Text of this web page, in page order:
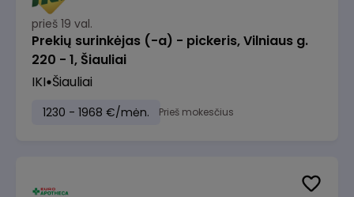
prieš 19 val.
Prekių surinkėjas (-a) - pickeris, Vilniaus g.
220 - 1, Šiauliai
IKI Šiauliai
1230 - 1968 €/mėn. Prieš mokesčius